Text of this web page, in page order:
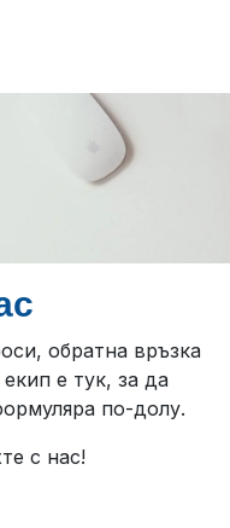
обратна връзка
е тук, за да
по-долу.
с нас!